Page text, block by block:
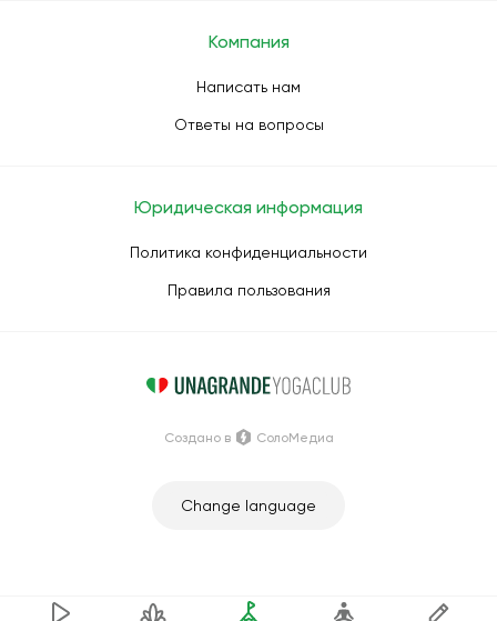
Компания
Написать нам
Ответы на вопросы
Юридическая информация
Политика конфиденциальности
Правила пользования
Change language
Создано в СолоМедиа